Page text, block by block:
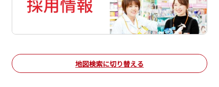
地図検索に切り替える